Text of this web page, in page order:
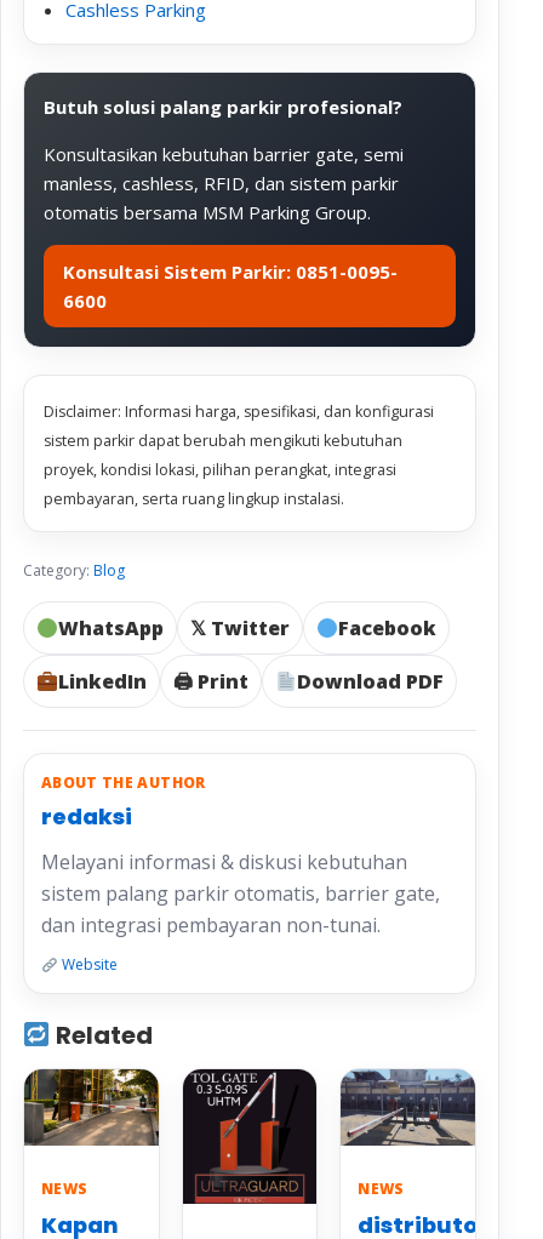
Cashless Parking
Butuh solusi palang parkir profesional?
Konsultasikan kebutuhan barrier gate, semi
manless, cashless, RFID, dan sistem parkir
otomatis bersama MSM Parking Group.
Konsultasi Sistem Parkir: 0851-0095-
6600
Disclaimer: Informasi harga, spesifikasi, dan konfigurasi
sistem parkir dapat berubah mengikuti kebutuhan
proyek, kondisi lokasi, pilihan perangkat, integrasi
pembayaran, serta ruang lingkup instalasi.
Category: Blog
WhatsApp 𝕏 Twitter
Facebook
LinkedIn
🖨 Print Download PDF
ABOUT THE AUTHOR
redaksi
Melayani informasi & diskusi kebutuhan
sistem palang parkir otomatis, barrier gate,
dan integrasi pembayaran non-tunai.
Website
Related
NEWS
Kapan
NEWS
distributor